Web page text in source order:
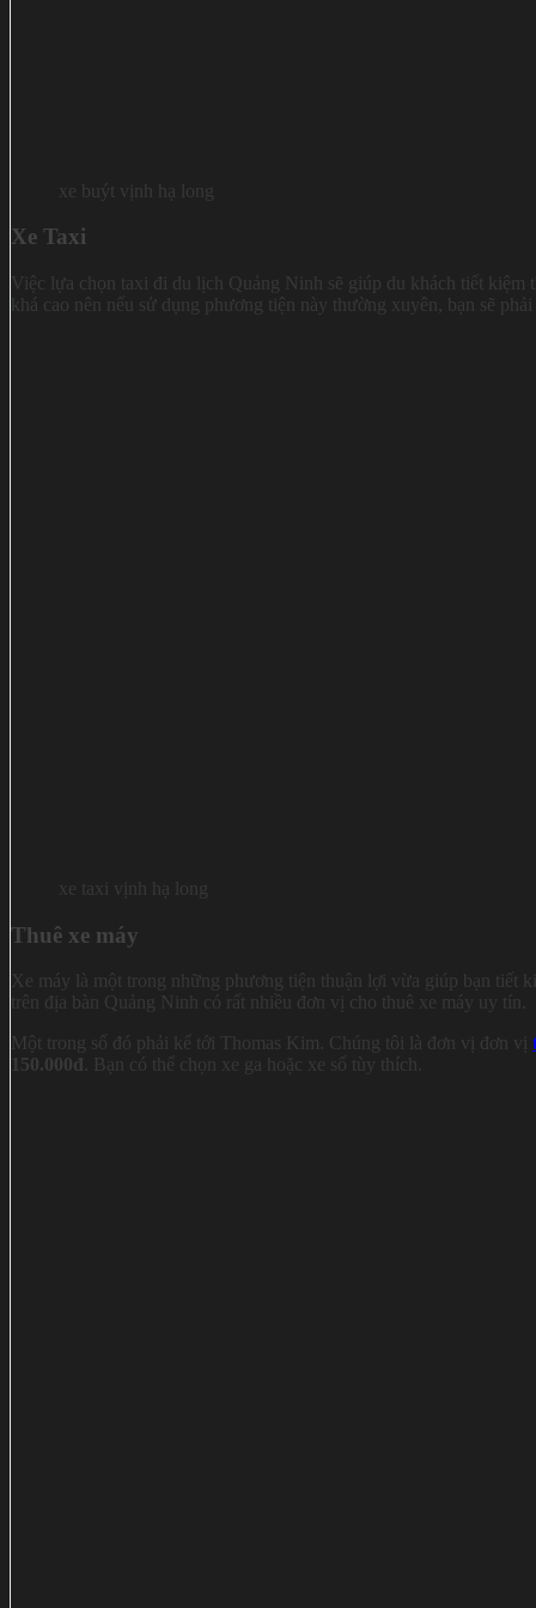
xe buýt vịnh hạ long
Xe Taxi
Việc lựa chọn taxi đi du lịch Quảng Ninh sẽ giúp du khách tiết
khá cao nên nếu sử dụng phương tiện này thường xuyên, bạn sẽ
xe taxi vịnh hạ long
Thuê xe máy
Xe máy là một trong những phương tiện thuận lợi vừa giúp bạn tiết
trên địa bàn Quảng Ninh có rất nhiều đơn vị cho thuê xe máy uy tín.
Một trong số đó phải kể tới Thomas Kim. Chúng tôi là đơn vị đơn vị
150.000đ . Bạn có thể chọn xe ga hoặc xe số tùy thích.